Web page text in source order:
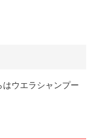
ウエラシャンプー